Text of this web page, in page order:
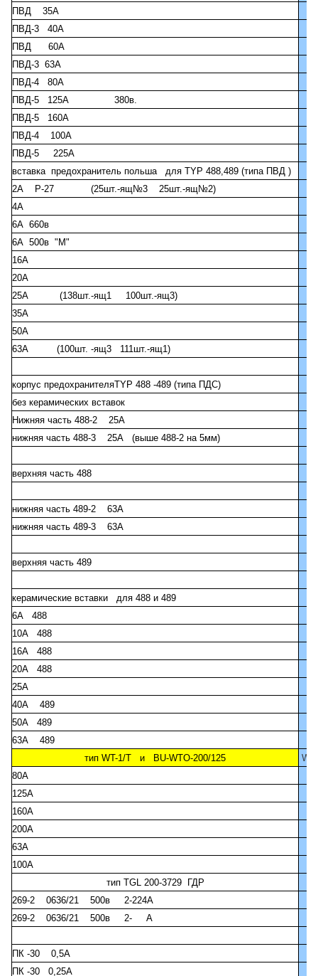
ПВД 35А
ПВД-3 40А
ПВД 60А
ПВД-3 63А
ПВД-4 80А
ПВД-5 125А 380в.
ПВД-5 160А
ПВД-4 100А
ПВД-5 225А
вставка предохранитель польша для TYP 488,489 (типа ПВД )
2А Р-27 (25шт.-ящ№3 25шт.-ящ№2)
4А
6А 660в
6А 500в "М"
16А
20А
25А (138шт.-ящ1 100шт.-ящ3)
35А
50А
63А (100шт. -ящ3 111шт.-ящ1)
корпус предохранителяTYP 488 -489 (типа ПДС)
без керамических вставок
Нижняя часть 488-2 25А
нижняя часть 488-3 25А (выше 488-2 на 5мм)
верхняя часть 488
нижняя часть 489-2 63А
нижняя часть 489-3 63А
верхняя часть 489
керамические вставки для 488 и 489
6А 488
10А 488
16А 488
20А 488
25А
40А 489
50А 489
63А 489
тип WT-1/T и BU-WTO-200/125
80А
125А
160А
200А
63А
100А
тип TGL 200-3729 ГДР
269-2 0636/21 500в 2-224А
269-2 0636/21 500в 2- А
ПК -30 0,5А
ПК -30 0,25А